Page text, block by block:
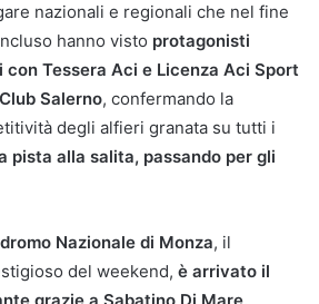
nazionali e regionali che nel fine
hanno visto protagonisti
con Tessera Aci e Licenza Aci Sport
Salerno, confermando la
degli alfieri granata su tutti i
pista alla salita, passando per gli
Nazionale di Monza, il
del weekend, è arrivato il